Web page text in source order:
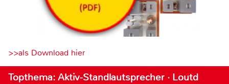
>>als Download hier
Topthema: Aktiv-Standlautsprecher · Loutd